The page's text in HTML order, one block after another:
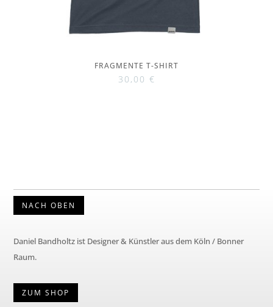
FRAGMENTE T-SHIRT
30,00 €
NACH OBEN
Daniel Bandholtz ist Designer & Künstler aus dem Köln / Bonner
Raum.
ZUM SHOP